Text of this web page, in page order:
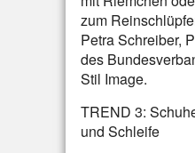
zum
Petra Schreiber,
des
Stil Image.
TREND 3:
und Schleife